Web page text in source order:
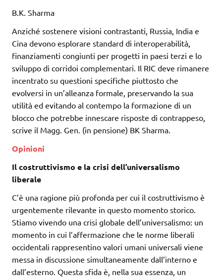
B.K. Sharma
Anziché sostenere visioni contrastanti, Russia, India e
Cina devono esplorare standard di interoperabilità,
finanziamenti congiunti per progetti in paesi terzi e lo
sviluppo di corridoi complementari. Il RIC deve rimanere
incentrato su questioni specifiche piuttosto che
evolversi in un’alleanza formale, preservando la sua
utilità ed evitando al contempo la formazione di un
blocco che potrebbe innescare risposte di contrappeso,
scrive il Magg. Gen. (in pensione) BK Sharma.
Opinioni
Il costruttivismo e la crisi dell’universalismo
liberale
C’è una ragione più profonda per cui il costruttivismo è
urgentemente rilevante in questo momento storico.
Stiamo vivendo una crisi globale dell’universalismo: un
momento in cui l’affermazione che le norme liberali
occidentali rappresentino valori umani universali viene
messa in discussione simultaneamente dall’interno e
dall’esterno. Questa sfida è, nella sua essenza, un